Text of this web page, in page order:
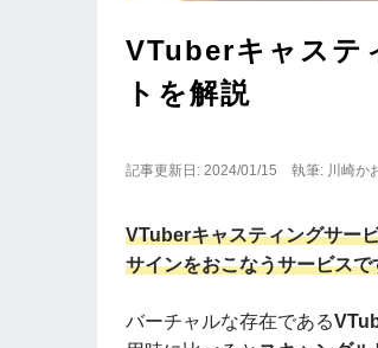
VTuberキャステ
トを解説
記事更新日: 2024/01/15 執筆: 川崎か
VTuberキャスティングサー
サインをおこなうサービスで
バーチャルな存在である